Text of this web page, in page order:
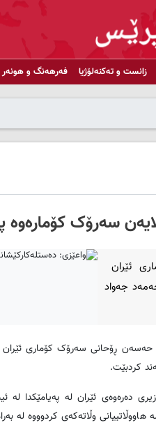
زانست و تەکنەلۆژیا فەرهەنگ و هونەر
سه‌رۆک کۆماره‌وه‌
ئێران
جه‌واد
ڕۆحانی سه‌رۆک کۆماری
كردبێت.
جه‌واد زه‌ریف وه‌زیری ده‌ره‌وه‌ی ئێران له‌
هاووڵاتییانی وڵاته‌كه‌ی كردوووه‌